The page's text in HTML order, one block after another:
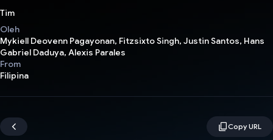
Tim
Oleh
Mykiell Deovenn Pagayonan, Fitzsixto Singh, Justin Santos, Hans
Gabriel Daduya, Alexis Parales
From
Filipina